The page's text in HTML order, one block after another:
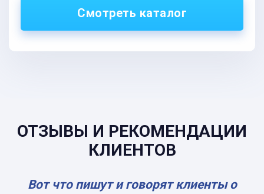
Смотреть каталог
ОТЗЫВЫ И РЕКОМЕНДАЦИИ
КЛИЕНТОВ
Вот что пишут и говорят клиенты о